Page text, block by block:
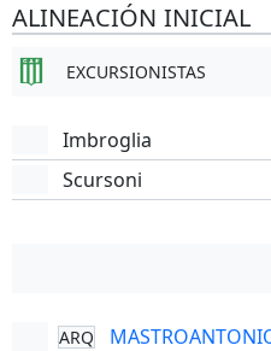
ALINEACIÓN INICIAL
EXCURSIONISTAS
Imbroglia
Scursoni
ARQ